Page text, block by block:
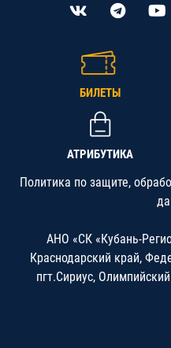
БИЛЕТЫ
АТРИБУТИКА
Политика по защите,
АНО «СК «Кубань-
Краснодарский край,
пгт.Сириус,